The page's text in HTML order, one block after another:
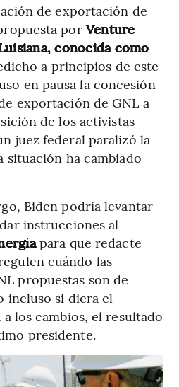
de exportación de
porVenture
conocida como
a principios de este
en pausa la concesión
exportación de GNL a
de los activistas
juez federal paralizó la
ha cambiado
Biden podría levantar
instrucciones al
para que redacte
cuándo las
propuestas son de
incluso si diera el
los cambios, el resultado
presidente.